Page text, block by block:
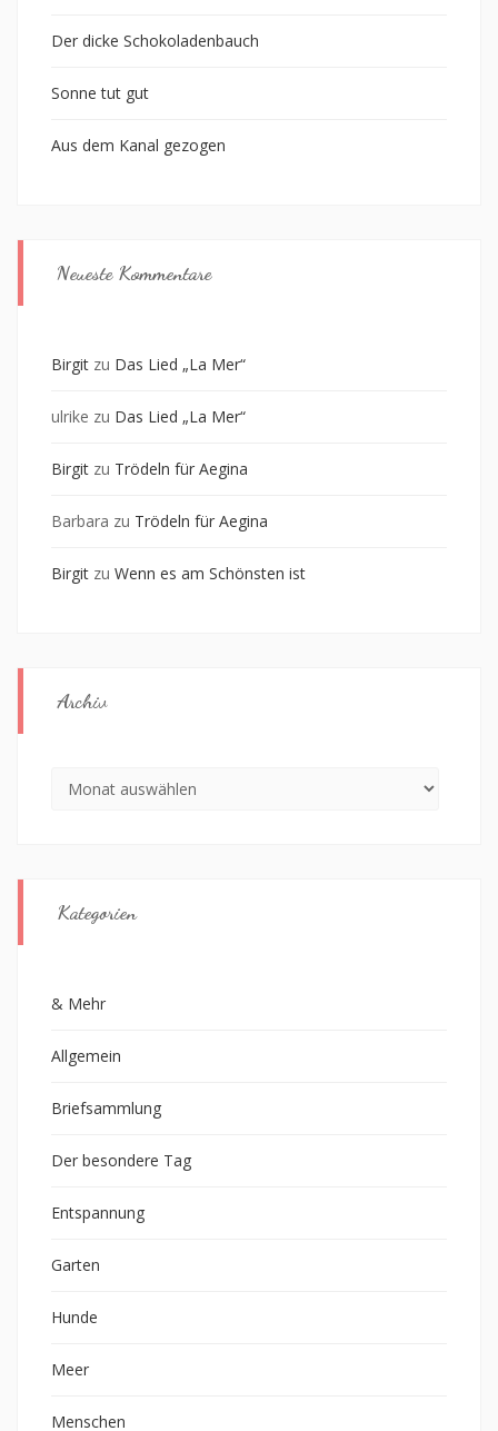
Der dicke Schokoladenbauch
Sonne tut gut
Aus dem Kanal gezogen
Neueste Kommentare
Birgit zu Das Lied „La Mer“
ulrike zu Das Lied „La Mer“
Birgit zu Trödeln für Aegina
Barbara zu Trödeln für Aegina
Birgit zu Wenn es am Schönsten ist
Archiv
Archiv
Kategorien
& Mehr
Allgemein
Briefsammlung
Der besondere Tag
Entspannung
Garten
Hunde
Meer
Menschen